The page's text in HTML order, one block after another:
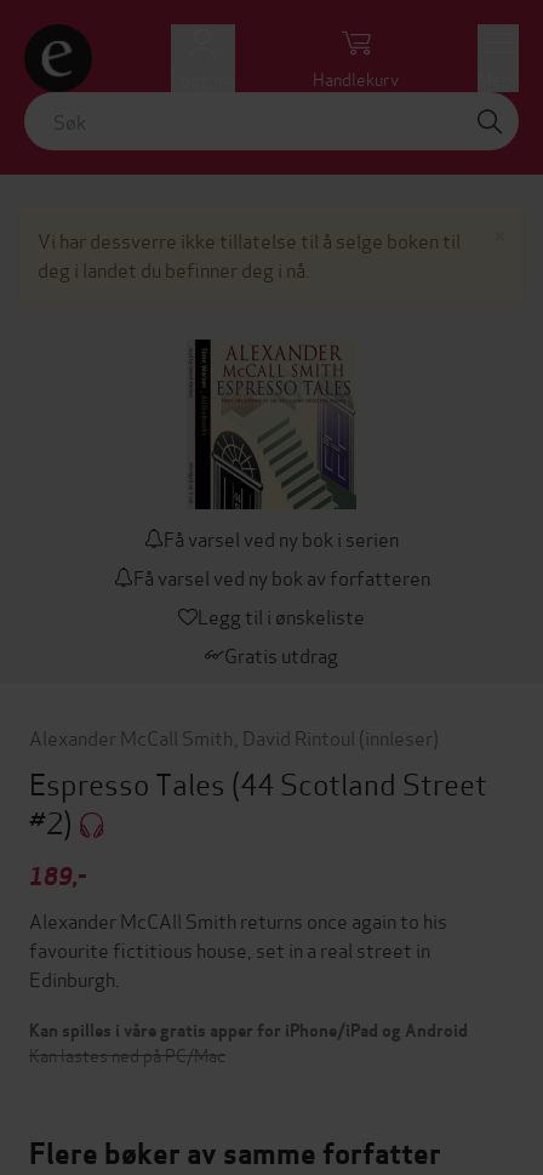
Handlekurv
Vi har dessverre ikke tillatelse til å selge boken til
deg i landet du befinner deg i nå.
Få varsel ved ny bok i serien
Få varsel ved ny bok av forfatteren
Legg til i ønskeliste
Gratis utdrag
Alexander McCall Smith David Rintoul (innleser)
Espresso Tales (44 Scotland Street
#2)
189,-
Alexander McCAll Smith returns once again to his
favourite fictitious house, set in a real street in
Edinburgh.
Kan spilles i våre gratis apper for iPhone/iPad og Android
Kan lastes ned på PC/Mac
Flere bøker av samme forfatter